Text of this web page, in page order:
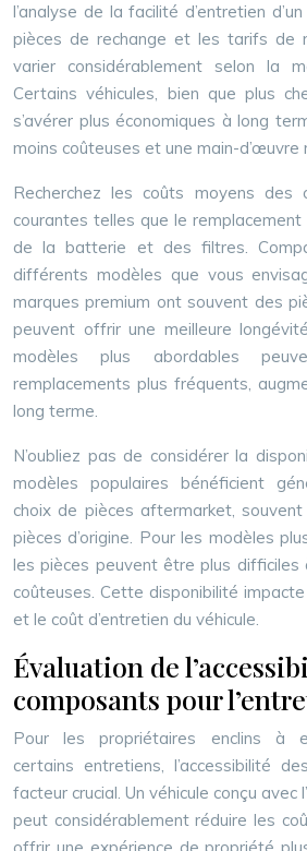
l’analyse de la facilité d’entretien
pièces de rechange et les tarifs de
varier considérablement selon la
Certains véhicules, bien que plus
s’avérer plus économiques à long
moins coûteuses et une main-d’œuvre
Recherchez les coûts moyens des
courantes telles que le
de la batterie et des filtres.
différents modèles que vous
marques premium ont souvent des
peuvent offrir une meilleure
modèles plus abordables
remplacements plus fréquents,
long terme.
N’oubliez pas de considérer la
modèles populaires bénéficient
choix de pièces aftermarket,
pièces d’origine. Pour les modèles
les pièces peuvent être plus difficiles
coûteuses. Cette disponibilité
et le coût d’entretien du véhicule.
Évaluation de
composants pour
Pour les propriétaires enclins à
certains entretiens, l’accessibilité
facteur crucial. Un véhicule conçu avec
peut considérablement réduire les